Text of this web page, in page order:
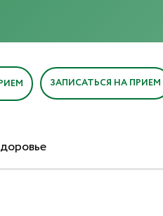
ЗАПИСАТЬСЯ НА ПРИЕМ